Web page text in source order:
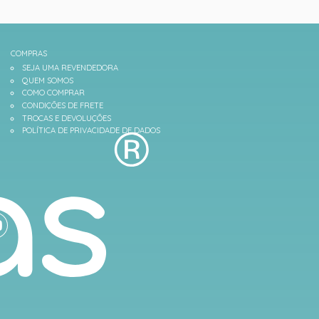
COMPRAS
SEJA UMA REVENDEDORA
QUEM SOMOS
COMO COMPRAR
CONDIÇÕES DE FRETE
TROCAS E DEVOLUÇÕES
POLÍTICA DE PRIVACIDADE DE DADOS